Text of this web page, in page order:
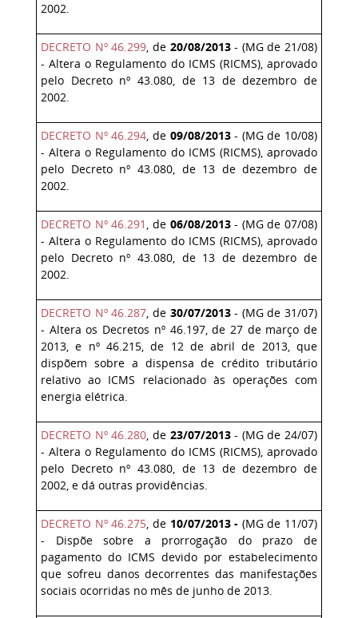
2002.
DECRETO Nº 46.299, de 20/08/2013- (MG de 21/08)
- Altera o Regulamento do ICMS (RICMS), aprovado
pelo Decreto nº 43.080, de 13 de dezembro de
2002.
DECRETO Nº 46.294, de 09/08/2013- (MG de 10/08)
- Altera o Regulamento do ICMS (RICMS), aprovado
pelo Decreto nº 43.080, de 13 de dezembro de
2002.
DECRETO Nº 46.291 , de 06/08/2013- (MG de 07/08)
- Altera o Regulamento do ICMS (RICMS), aprovado
pelo Decreto nº 43.080, de 13 de dezembro de
2002.
DECRETO Nº 46.287, de 30/07/2013- (MG de 31/07)
- Altera os Decretos nº 46.197, de 27 de março de
2013, e nº 46.215, de 12 de abril de 2013, que
dispõem sobre a dispensa de crédito tributário
relativo ao ICMS relacionado às operações com
energia elétrica.
DECRETO Nº 46.280, de 23/07/2013- (MG de 24/07)
- Altera o Regulamento do ICMS (RICMS), aprovado
pelo Decreto nº 43.080, de 13 de dezembro de
2002, e dá outras providências.
DECRETO Nº 46.275, de 10/07/2013 - (MG de 11/07)
- Dispõe sobre a prorrogação do prazo de
pagamento do ICMS devido por estabelecimento
que sofreu danos decorrentes das manifestações
sociais ocorridas no mês de junho de 2013.